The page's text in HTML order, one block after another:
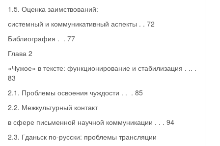
1.5. Оценка заимствований:
системный и коммуникативный аспекты . . 72
Библиография . . 77
Глава 2
«Чужое» в тексте: функционирование и стабилизация . .. .
83
2.1. Проблемы освоения чуждости . . . 85
2.2. Межкультурный контакт
в сфере письменной научной коммуникации . . . 94
2.3. Гданьск по-русски: проблемы трансляции